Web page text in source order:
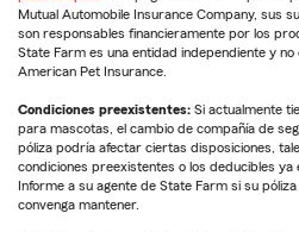
Mutual Automobile Insurance Company, sus
son responsables financieramente por los
State Farm es una entidad independiente y no
American Pet Insurance.
Condiciones preexistentes: Si actualmente
para mascotas, el cambio de compañía de
póliza podría afectar ciertas disposiciones,
condiciones preexistentes o los deducibles ya
Informe a su agente de State Farm si su
convenga mantener.